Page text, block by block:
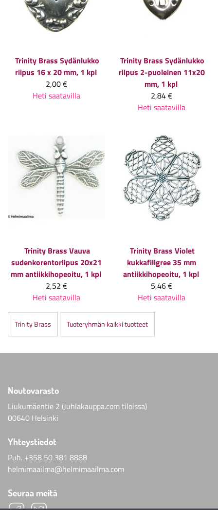
Trinity Brass Sydänlukko
riipus 16 x 20 mm, 1 kpl
2,00 €
Heti saatavilla
Trinity Brass Sydänlukko
riipus 2-puoleinen 11x20
mm, 1 kpl
2,84 €
Heti saatavilla
Trinity Brass Vauva
sudenkorentoriipus 20x21
mm antiikkihopeoitu, 1 kpl
2,52 €
Heti saatavilla
Trinity Brass Violet
kukkafiligree 35 mm
antiikkihopeoitu, 1 kpl
5,46 €
Heti saatavilla
Trinity Brass Tuoteryhmän kaikki tuotteet
Noutovarasto
Liukumäentie 2 (Juhlakauppa.com tiloissa)
00640 Helsinki
Yhteystiedot
Puh. +358 50 381 8888
helmimaailma@helmimaailma.com
Seuraa meitä